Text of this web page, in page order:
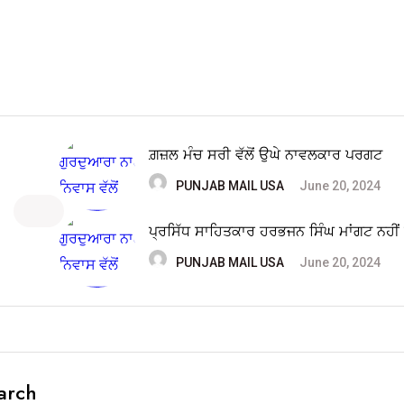
ਗ਼ਜ਼ਲ ਮੰਚ ਸਰੀ ਵੱਲੋਂ ਉਘੇ ਨਾਵਲਕਾਰ ਪਰਗਟ
PUNJAB MAIL USA June 20, 2024
ਪ੍ਰਸਿੱਧ ਸਾਹਿਤਕਾਰ ਹਰਭਜਨ ਸਿੰਘ ਮਾਂਗਟ
PUNJAB MAIL USA June 20, 2024